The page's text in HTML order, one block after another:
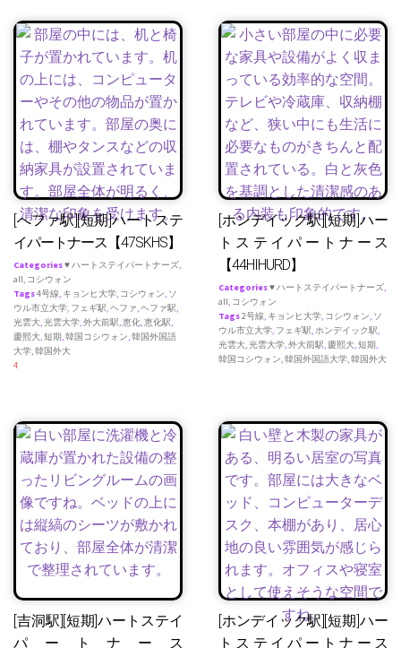
[へファ駅][短期]ハートステ
イパートナース【47SKHS】
Categories♥ ハートステイパートナーズ,
all, コシウォン
Tags4号線, キョンヒ大学, コシウォン, ソ
ウル市立大学, フェギ駅,ヘファ,ヘファ駅,
光雲大,光雲大学,外大前駅,恵化,恵化駅,
慶熙大,短期,韓国コシウォン,韓国外国語
大学,韓国外大
4
[ホンデイック駅][短期]ハー
トステイパートナース
【44HIHURD】
Categories♥ ハートステイパートナーズ,
all, コシウォン
Tags2号線, キョンヒ大学, コシウォン, ソ
ウル市立大学, フェギ駅,ホンデイック駅,
光雲大,光雲大学,外大前駅, 慶熙大,短期,
韓国コシウォン,韓国外国語大学,韓国外大
[吉洞駅][短期]ハートステイ
パートナース
[ホンデイック駅][短期]ハー
トステイパートナース